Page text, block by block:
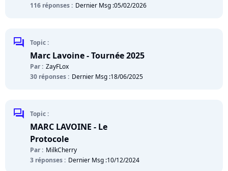
116 réponses : Dernier Msg :05/02/2026
chat Topic :
Marc Lavoine - Tournée 2025
Par : ZayFLox
30 réponses : Dernier Msg :18/06/2025
chat Topic :
MARC LAVOINE - Le
Protocole
Par : MilkCherry
3 réponses : Dernier Msg :10/12/2024